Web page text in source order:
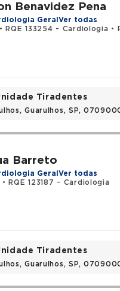
Benavidez Pena
Geral Ver todas
• RQE 133254 - Cardiologia •
Tiradentes
Guarulhos, SP,
Barreto
Geral Ver todas
•
RQE 123187 - Cardiologia
Tiradentes
Guarulhos, SP,